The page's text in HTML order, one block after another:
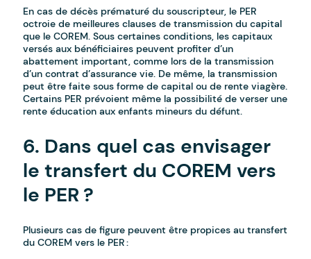
En cas de décès prématuré du souscripteur, le PER
octroie de meilleures clauses de transmission du capital
que le COREM. Sous certaines conditions, les capitaux
versés aux bénéficiaires peuvent profiter d’un
abattement important, comme lors de la transmission
d’un contrat d’assurance vie. De même, la transmission
peut être faite sous forme de capital ou de rente viagère.
Certains PER prévoient même la possibilité de verser une
rente éducation aux enfants mineurs du défunt.
6. Dans quel cas envisager
le transfert du COREM vers
le PER ?
Plusieurs cas de figure peuvent être propices au transfert
du COREM vers le PER :